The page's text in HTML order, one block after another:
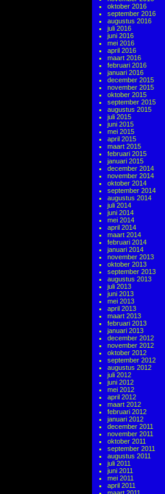
oktober 2016
september 2016
augustus 2016
juli 2016
juni 2016
mei 2016
april 2016
maart 2016
februari 2016
januari 2016
december 2015
november 2015
oktober 2015
september 2015
augustus 2015
juli 2015
juni 2015
mei 2015
april 2015
maart 2015
februari 2015
januari 2015
december 2014
november 2014
oktober 2014
september 2014
augustus 2014
juli 2014
juni 2014
mei 2014
april 2014
maart 2014
februari 2014
januari 2014
november 2013
oktober 2013
september 2013
augustus 2013
juli 2013
juni 2013
mei 2013
april 2013
maart 2013
februari 2013
januari 2013
december 2012
november 2012
oktober 2012
september 2012
augustus 2012
juli 2012
juni 2012
mei 2012
april 2012
maart 2012
februari 2012
januari 2012
december 2011
november 2011
oktober 2011
september 2011
augustus 2011
juli 2011
juni 2011
mei 2011
april 2011